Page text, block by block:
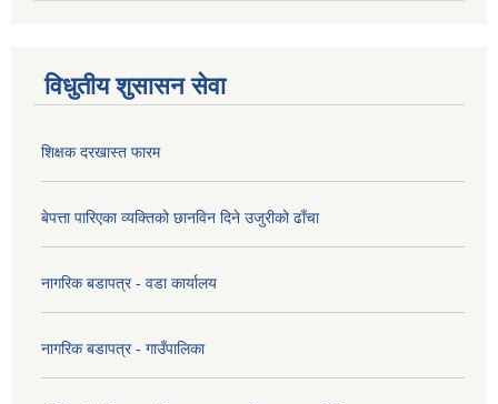
विधुतीय शुसासन सेवा
शिक्षक दरखास्त फारम
बेपत्ता पारिएका व्यक्तिको छानविन दिने उजुरीको ढाँचा
नागरिक बडापत्र - वडा कार्यालय
नागरिक बडापत्र - गाउँपालिका